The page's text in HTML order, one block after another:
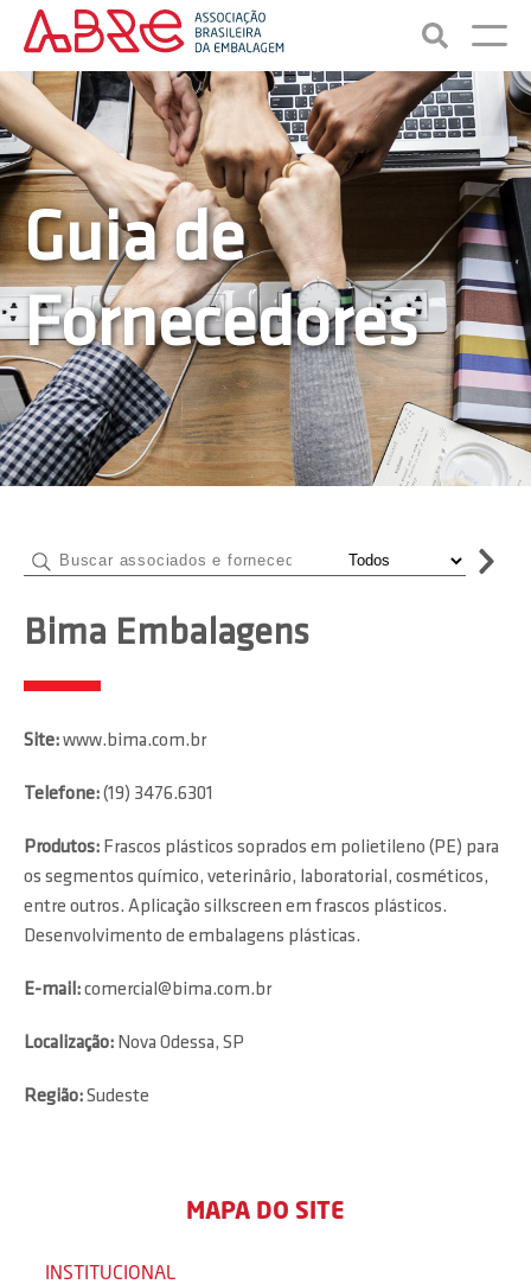
Guia de
Fornecedores
Bima Embalagens
Site:www.bima.com.br
Telefone:(19) 3476.6301
Produtos: Frascos plásticos soprados em polietileno (PE) para
os segmentos químico, veterinârio, laboratorial, cosméticos,
entre outros. Aplicação silkscreen em frascos plásticos.
Desenvolvimento de embalagens plásticas.
E-mail:comercial@bima.com.br
Localização: Nova Odessa, SP
Região:Sudeste
MAPA DO SITE
INSTITUCIONAL